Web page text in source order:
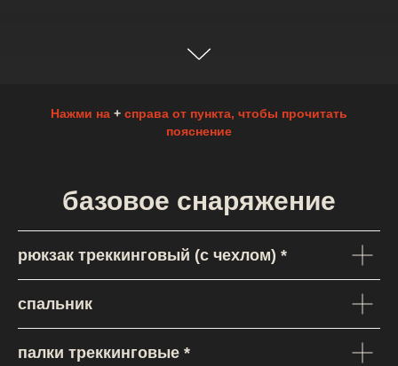
Нажми на + справа от пункта, чтобы прочитать
пояснение
базовое снаряжение
рюкзак треккинговый (с чехлом) *
спальник
палки треккинговые *